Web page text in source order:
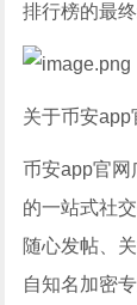
排行榜的最
关于币安app
币安app官网
的一站式社
随心发帖、
自知名加密